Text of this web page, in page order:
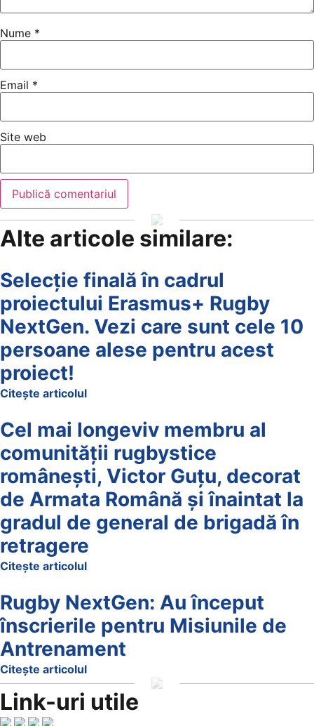
Nume *
Email *
Site web
Alte articole similare:
Selecție finală în cadrul
proiectului Erasmus+ Rugby
NextGen. Vezi care sunt cele 10
persoane alese pentru acest
proiect!
Citește articolul
Cel mai longeviv membru al
comunității rugbystice
românești, Victor Guțu, decorat
de Armata Română și înaintat la
gradul de general de brigadă în
retragere
Citește articolul
Rugby NextGen: Au început
înscrierile pentru Misiunile de
Antrenament
Citește articolul
Link-uri utile